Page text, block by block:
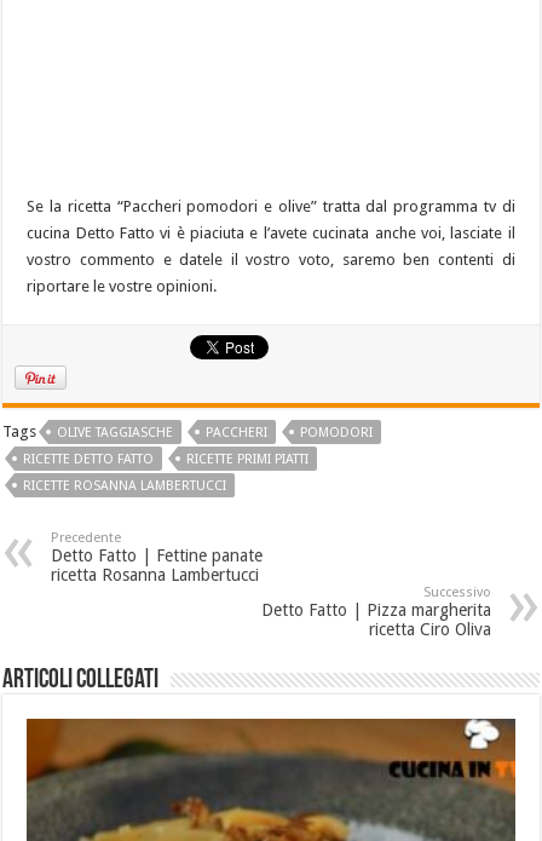
Se la ricetta “Paccheri pomodori e olive” tratta dal programma tv di
cucina Detto Fatto vi è piaciuta e l’avete cucinata anche voi, lasciate il
vostro commento e datele il vostro voto, saremo ben contenti di
riportare le vostre opinioni.
Tags OLIVE TAGGIASCHE PACCHERI
POMODORI
RICETTE DETTO FATTO
RICETTE PRIMI PIATTI
RICETTE ROSANNA LAMBERTUCCI
Precedente
Detto Fatto | Fettine panate
ricetta Rosanna Lambertucci
Successivo
Detto Fatto | Pizza margherita
ricetta Ciro Oliva
Articoli collegati